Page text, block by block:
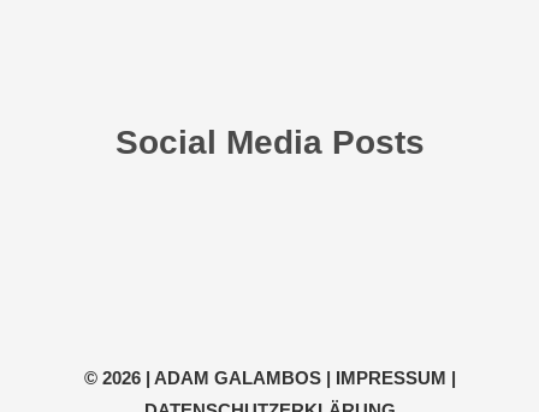
Social Media Posts
© 2026 | ADAM GALAMBOS | IMPRESSUM